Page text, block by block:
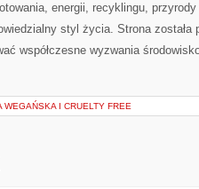
energii, recyklingu,
styl życia. Strona została
współczesne wyzwania
WEGAŃSKA I CRUELTY FREE